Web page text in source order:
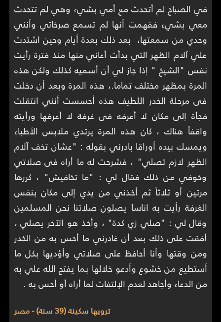
في الصباح لم أتحدث مع أمي بشيء وهي لم تتحدث
معي بشيء ففهمت أنها لم تسمع صرخاتي وأنني
وحدي من سمعتها، بعد ذلك بعدة أيام وحين اشتدت
علي آلام الظهر التي بدأت أعاني منها منذ فترة رأيت
نفس "الشيخ " إذا جاز لي أن أسميه كذلك ولكن هذه
المرة بمظهر مختلف تماماً.، هذه المرة وبعد أن دخلت
فى مرحلة الخدر اللطيف هذه أحسست أنني انتقلت
فجأة إلى مكان لا أعرفه فى غرفة لا أعرفها ورأيته
واقفاً هناك ، كان هذه المرة يرتدي ملابس الأطباء
ويمسك بيده أوراقاً بادرني بقوله : "عشان تخف آلام
الظهر لازم تصلي" ، فشرحت له ما أراه فى صلاتي
وخوفي من ذلك فقال لي : "ما تخافيش" ، كررها
مرتين أو ثلاثاً ثم أخذني من يدي إلى مكان بنفس
الغرفة رأيت به اناساً يصلون صلاتنا نحن المسلمين
وقال لي : "صلي زي كدة" ، وأخذ هو الآخر يصلي ،
أفقت على ذلك بعد أن غادرني ما أحس به من الخدر
ومن وقتها وأنا أحافظ على صلاتي وأؤديها بكل ما
أستطيع من خشوع وأدعو خلالها بما يفتح الله علي به
من الدعاء وأجاهد لعدم الإلتفات لما أراه أو أحس به .
ترويها سكينة (39 سنة) - مصر